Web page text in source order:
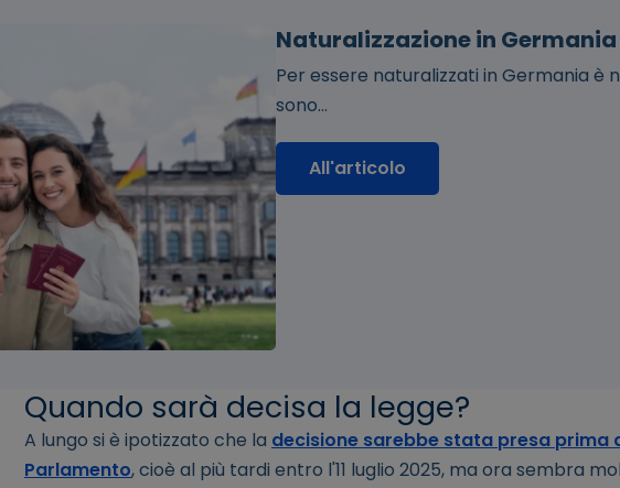
Naturalizzazione in
Per essere naturalizzati in Germania è
sono...
All'articolo
Quando sarà decisa la legge?
A lungo si è ipotizzato che la decisione sarebbe stata presa prima
Parlamento, cioè al più tardi entro l'11 luglio 2025, ma ora sembra